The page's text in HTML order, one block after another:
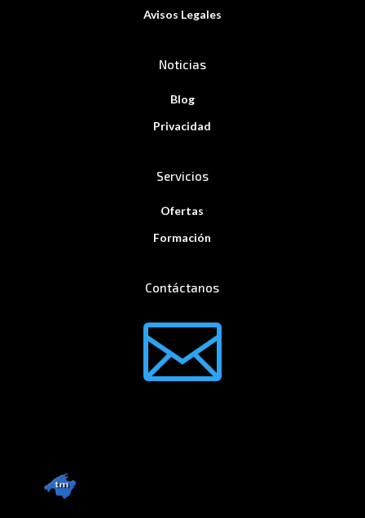
Avisos Legales
Noticias
Blog
Privacidad
Servicios
Ofertas
Formación
Contáctanos
